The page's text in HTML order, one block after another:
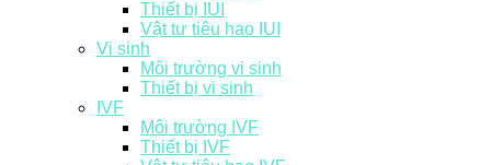
Thiết bị IUI
Vật tư tiêu hao IUI
Vi sinh
Môi trường vi sinh
Thiết bị vi sinh
IVF
Môi trường IVF
Thiết bị IVF